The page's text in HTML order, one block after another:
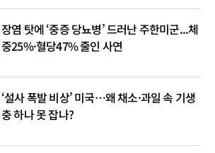
장염 탓에 ‘중증 당뇨병’ 드러난 주한미군...체
중25%·혈당47% 줄인 사연
‘설사 폭발 비상’ 미국…왜 채소·과일 속 기생
충 하나 못 잡나?